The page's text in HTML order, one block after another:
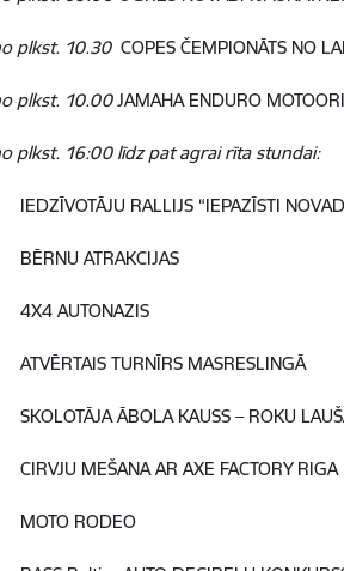
plkst. 10.30COPES ČEMPIONĀTS NO
plkst. 10.00JAMAHA ENDURO
plkst. 16:00 līdz pat agrai rīta stundai:
IEDZĪVOTĀJU RALLIJS “IEPAZĪSTI
BĒRNU ATRAKCIJAS
4X4 AUTONAZIS
ATVĒRTAIS TURNĪRS MASRESLINGĀ
SKOLOTĀJA ĀBOLA KAUSS – ROKU
CIRVJU MEŠANA AR AXE FACTORY RIGA
MOTO RODEO